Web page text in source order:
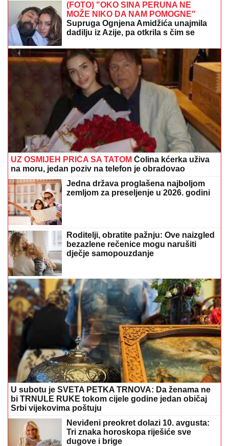
(FOTO) "OKO SINA PERUNA NE
MOŽE NIKO DA NAM POMOGNE"
Supruga Ognjena Amidžića unajmila
dadilju iz Azije, pa otkrila s čim se
UZ OSMIJEH PRIČA SA TATOM Čolina kćerka uživa
na moru, jedan poziv na telefon je obradovao
Jedna država proglašena najboljom
zemljom za preseljenje u 2026. godini
Roditelji, obratite pažnju: Ove naizgled
bezazlene rečenice mogu narušiti
dječje samopouzdanje
U subotu je SVETA PETKA TRNOVA: Da ženama ne
bi TRNULE RUKE tokom cijele godine jedan običaj
Srbi vijekovima poštuju
Neviđeni preokret dolazi 10. avgusta:
Tri znaka horoskopa riješiće sve
dugove i brige